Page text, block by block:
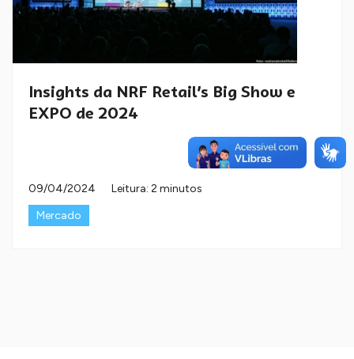
Insights da NRF Retail’s Big Show e
EXPO de 2024
09/04/2024
Leitura: 2 minutos
Mercado